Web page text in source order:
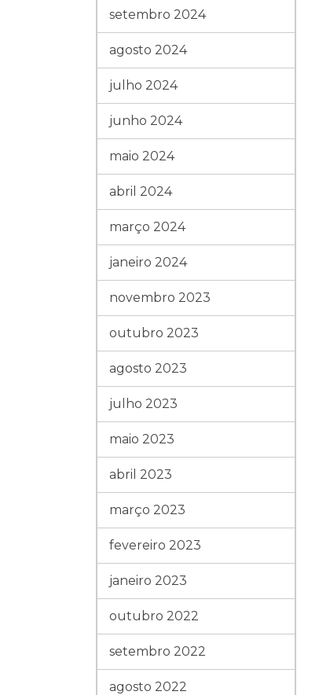
setembro 2024
agosto 2024
julho 2024
junho 2024
maio 2024
abril 2024
março 2024
janeiro 2024
novembro 2023
outubro 2023
agosto 2023
julho 2023
maio 2023
abril 2023
março 2023
fevereiro 2023
janeiro 2023
outubro 2022
setembro 2022
agosto 2022